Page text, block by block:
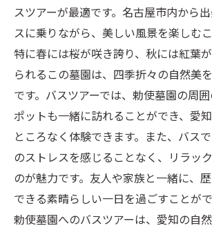
スツアーが最適です。名古屋市内から
スに乗りながら、美しい風景を楽しむこ
特に春には桜が咲き誇り、秋には紅葉
られるこの墓園は、四季折々の自然美
です。バスツアーでは、勅使墓園の周
ポットも一緒に訪れることができ、愛
ところなく体験できます。また、バス
のストレスを感じることなく、リラッ
のが魅力です。友人や家族と一緒に、
できる素晴らしい一日を過ごすことがで
勅使墓園へのバスツアーは、愛知の自